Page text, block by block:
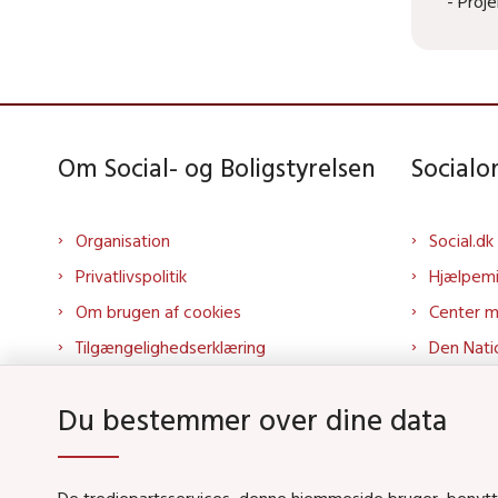
Om Social- og Boligstyrelsen
Organisation
Privatlivspolitik
Om brugen af cookies
Tilgængelighedserklæring
Kontakt os
Whistleblowerordning
About us
Social.dk
Center
Den
Du bestemmer over dine data